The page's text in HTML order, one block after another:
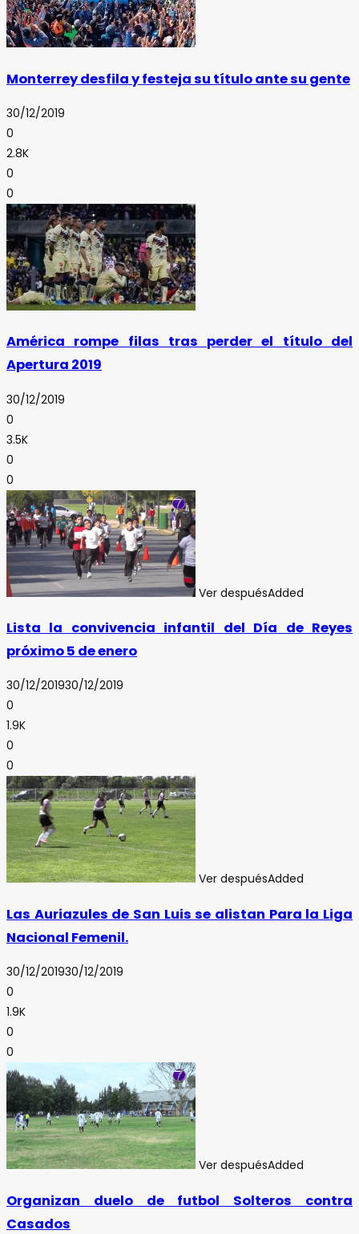
Monterrey desfila y festeja su título ante su gente
30/12/2019
0
2.8K
0
0
América rompe filas tras perder el título del
Apertura 2019
30/12/2019
0
3.5K
0
0
Ver despuésAdded
Lista la convivencia infantil del Día de Reyes
próximo 5 de enero
30/12/201930/12/2019
0
1.9K
0
0
Ver despuésAdded
Las Auriazules de San Luis se alistan Para la Liga
Nacional Femenil.
30/12/201930/12/2019
0
1.9K
0
0
Ver despuésAdded
Organizan duelo de futbol Solteros contra
Casados